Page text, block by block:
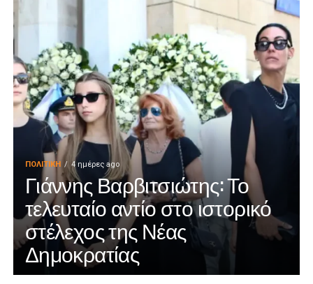
ΠΟΛΙΤΙΚΉ 4 ημέρες ago
Γιάννης Βαρβιτσιώτης: Το
τελευταίο αντίο στο ιστορικό
στέλεχος της Νέας
Δημοκρατίας